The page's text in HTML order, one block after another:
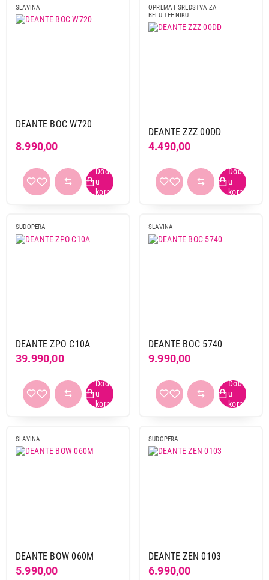
SLAVINA
DEANTE BOC W720
8.990,00
OPREMA I SREDSTVA ZA
BELU TEHNIKU
DEANTE ZZZ 00DD
4.490,00
SUDOPERA
DEANTE ZPO C10A
39.990,00
SLAVINA
DEANTE BOC 5740
9.990,00
SLAVINA
DEANTE BOW 060M
5.990,00
SUDOPERA
DEANTE ZEN 0103
6.990,00